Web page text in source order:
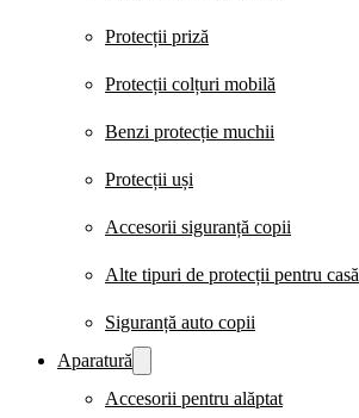
Protecții priză
Protecții colțuri mobilă
Benzi protecție muchii
Protecții uși
Accesorii siguranță copii
Alte tipuri de protecții pentru casă
Siguranță auto copii
Aparatură
Accesorii pentru alăptat